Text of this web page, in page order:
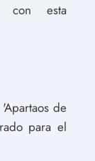
con esta
de
para el